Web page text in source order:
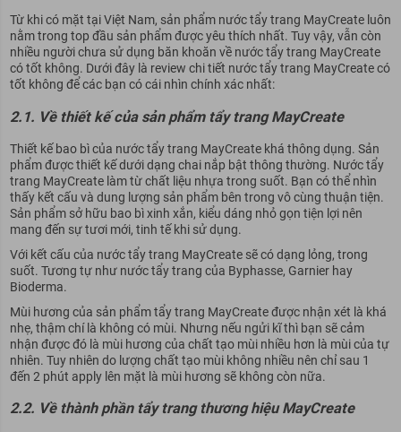
Từ khi có mặt tại Việt Nam, sản phẩm nước tẩy trang MayCreate luôn
nằm trong top đầu sản phẩm được yêu thích nhất. Tuy vậy, vẫn còn
nhiều người chưa sử dụng băn khoăn về nước tẩy trang MayCreate
có tốt không. Dưới đây là review chi tiết nước tẩy trang MayCreate có
tốt không để các bạn có cái nhìn chính xác nhất:
2.1. Về thiết kế của sản phẩm tẩy trang MayCreate
Thiết kế bao bì của nước tẩy trang MayCreate khá thông dụng. Sản
phẩm được thiết kế dưới dạng chai nắp bật thông thường. Nước tẩy
trang MayCreate làm từ chất liệu nhựa trong suốt. Bạn có thể nhìn
thấy kết cấu và dung lượng sản phẩm bên trong vô cùng thuận tiện.
Sản phẩm sở hữu bao bì xinh xắn, kiểu dáng nhỏ gọn tiện lợi nên
mang đến sự tươi mới, tinh tế khi sử dụng.
Với kết cấu của nước tẩy trang MayCreate sẽ có dạng lỏng, trong
suốt. Tương tự như nước tẩy trang của Byphasse, Garnier hay
Bioderma.
Mùi hương của sản phẩm tẩy trang MayCreate được nhận xét là khá
nhẹ, thậm chí là không có mùi. Nhưng nếu ngửi kĩ thì bạn sẽ cảm
nhận được đó là mùi hương của chất tạo mùi nhiều hơn là mùi của tự
nhiên. Tuy nhiên do lượng chất tạo mùi không nhiều nên chỉ sau 1
đến 2 phút apply lên mặt là mùi hương sẽ không còn nữa.
2.2. Về thành phần tẩy trang thương hiệu MayCreate